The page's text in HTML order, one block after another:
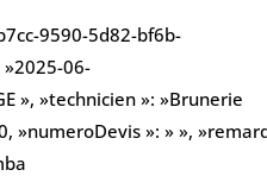
9590-5d82-bf6b-
06-
», »technicien »: »Brunerie
»numeroDevis »: » »,